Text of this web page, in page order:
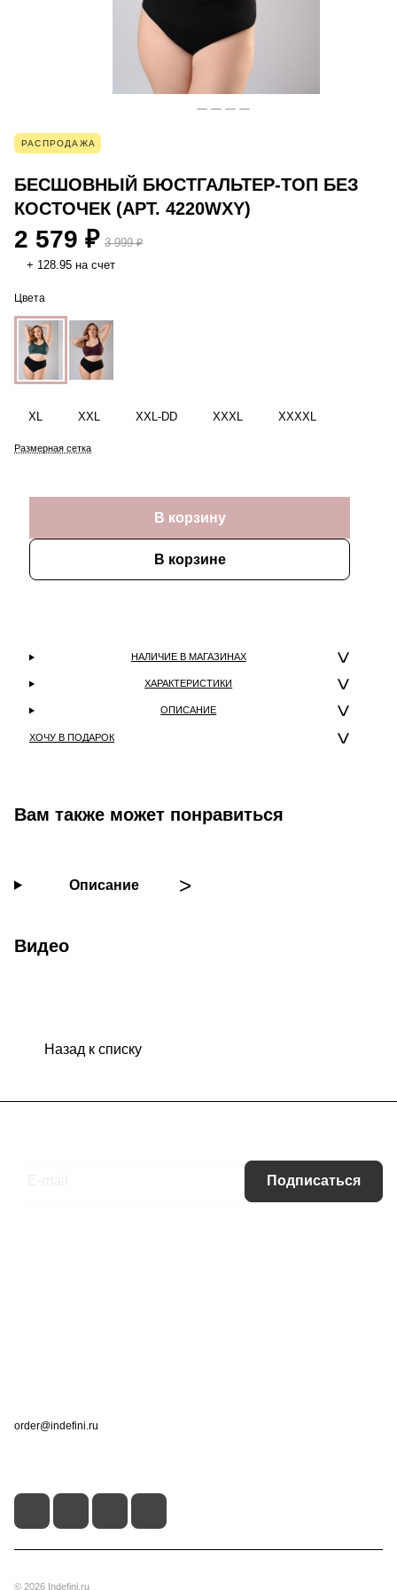
РАСПРОДАЖА
БЕСШОВНЫЙ БЮСТГАЛЬТЕР-ТОП БЕЗ
КОСТОЧЕК (АРТ. 4220WXY)
2 579 ₽ 3 999 ₽
+ 128.95 на счет
Цвета
XL XXL XXL-DD XXXL XXXXL
Размерная сетка
В корзину
В корзине
НАЛИЧИЕ В МАГАЗИНАХ
ХАРАКТЕРИСТИКИ
ОПИСАНИЕ
ХОЧУ В ПОДАРОК
Вам также может понравиться
Описание
Видео
Назад к списку
Подписаться
order@indefini.ru
© 2026 Indefini.ru